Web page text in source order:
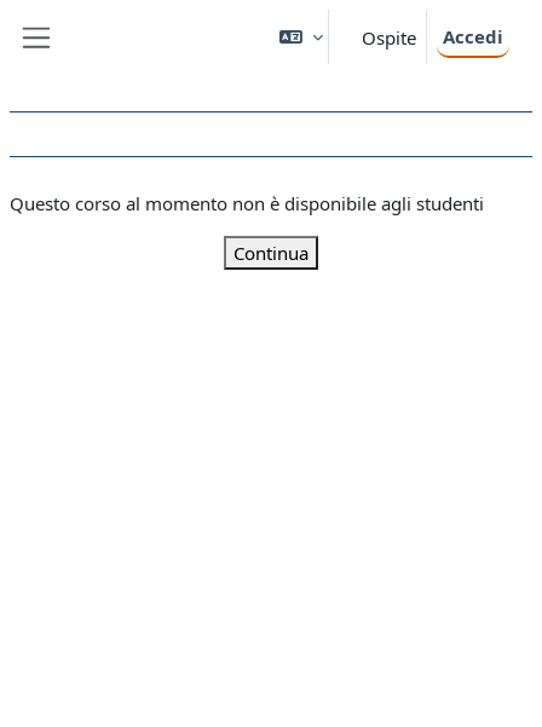
Ospite Accedi
Questo corso al momento non è disponibile agli studenti
Continua